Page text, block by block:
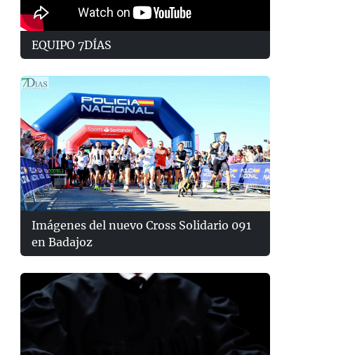
EQUIPO 7DÍAS
Imágenes del nuevo Cross Solidario 091
en Badajoz